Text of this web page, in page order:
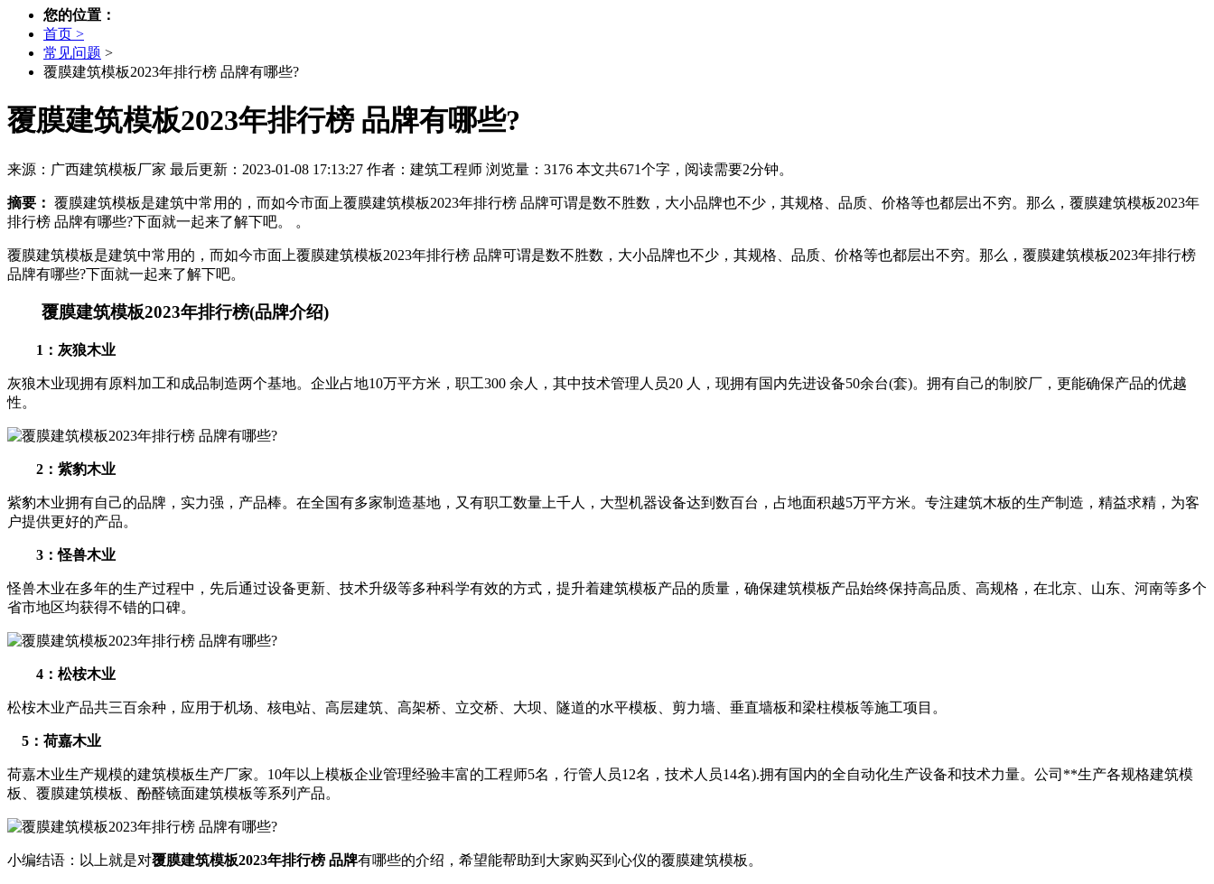
您的位置：
首页 >
常见问题 >
覆膜建筑模板2023年排行榜 品牌有哪些?
覆膜建筑模板2023年排行榜 品牌有哪些?
来源：广西建筑模板厂家 最后更新：2023-01-08 17:13:27 作者：建筑工程师 浏览量：3176 本文共671个字，阅读需要2分钟。
摘要： 覆膜建筑模板是建筑中常用的，而如今市面上覆膜建筑模板2023年排行榜 品牌可谓是数不胜数，大小品牌也不少，其规格、品质、价格等也都层出不穷。那么，覆膜建筑模板2023年
排行榜 品牌有哪些?下面就一起来了解下吧。 。
覆膜建筑模板是建筑中常用的，而如今市面上覆膜建筑模板2023年排行榜 品牌可谓是数不胜数，大小品牌也不少，其规格、品质、价格等也都层出不穷。那么，覆膜建筑模板2023年排行榜
品牌有哪些?下面就一起来了解下吧。
覆膜建筑模板2023年排行榜(品牌介绍)
1：灰狼木业
灰狼木业现拥有原料加工和成品制造两个基地。企业占地10万平方米，职工300 余人，其中技术管理人员20 人，现拥有国内先进设备50余台(套)。拥有自己的制胶厂，更能确保产品的优越
性。
2：紫豹木业
紫豹木业拥有自己的品牌，实力强，产品棒。在全国有多家制造基地，又有职工数量上千人，大型机器设备达到数百台，占地面积越5万平方米。专注建筑木板的生产制造，精益求精，为客
户提供更好的产品。
3：怪兽木业
怪兽木业在多年的生产过程中，先后通过设备更新、技术升级等多种科学有效的方式，提升着建筑模板产品的质量，确保建筑模板产品始终保持高品质、高规格，在北京、山东、河南等多个
省市地区均获得不错的口碑。
4：松桉木业
松桉木业产品共三百余种，应用于机场、核电站、高层建筑、高架桥、立交桥、大坝、隧道的水平模板、剪力墙、垂直墙板和梁柱模板等施工项目。
5：荷嘉木业
荷嘉木业生产规模的建筑模板生产厂家。10年以上模板企业管理经验丰富的工程师5名，行管人员12名，技术人员14名).拥有国内的全自动化生产设备和技术力量。公司**生产各规格建筑模
板、覆膜建筑模板、酚醛镜面建筑模板等系列产品。
小编结语：以上就是对覆膜建筑模板2023年排行榜 品牌有哪些的介绍，希望能帮助到大家购买到心仪的覆膜建筑模板。